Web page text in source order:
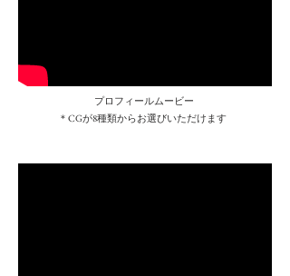
プロフィールムービー
＊CGが8種類からお選びいただけます